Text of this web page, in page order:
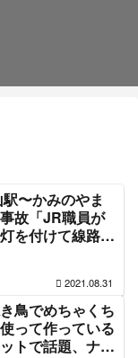
〜かみのやま
故「JR職員が
を付けて線路を
2021.08.31
鳥でめちゃくち
って作っている
トで話題、ナイ